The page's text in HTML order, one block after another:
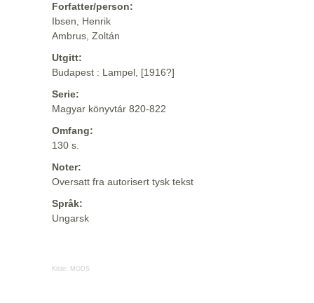
Forfatter/person:
Ibsen, Henrik
Ambrus, Zoltán
Utgitt:
Budapest : Lampel, [1916?]
Serie:
Magyar könyvtár 820-822
Omfang:
130 s.
Noter:
Oversatt fra autorisert tysk tekst
Språk:
Ungarsk
Kilde: MODS